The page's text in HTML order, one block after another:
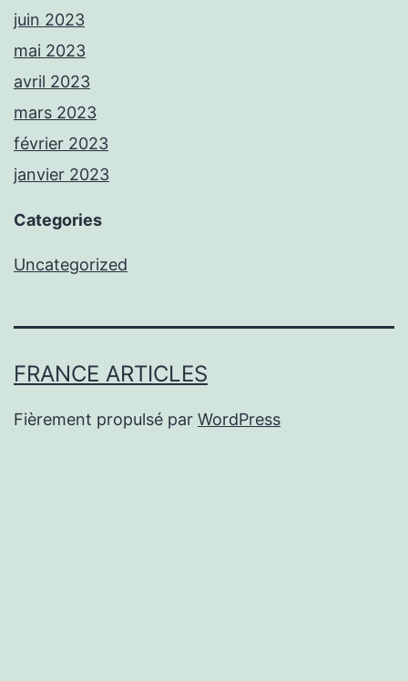
juin 2023
mai 2023
avril 2023
mars 2023
février 2023
janvier 2023
Categories
Uncategorized
FRANCE ARTICLES
Fièrement propulsé par WordPress